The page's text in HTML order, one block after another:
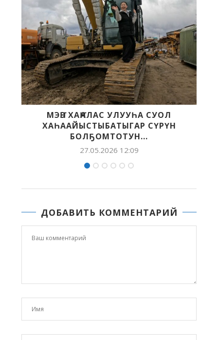
«КЭСКИЛ» — «БЭЛЭМ БУОЛ»
ХАҺЫАТТАРТАН
25.05.2026 11:30
ДОБАВИТЬ КОММЕНТАРИЙ